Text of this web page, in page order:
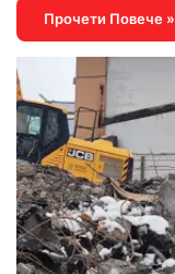
Прочети Повече »